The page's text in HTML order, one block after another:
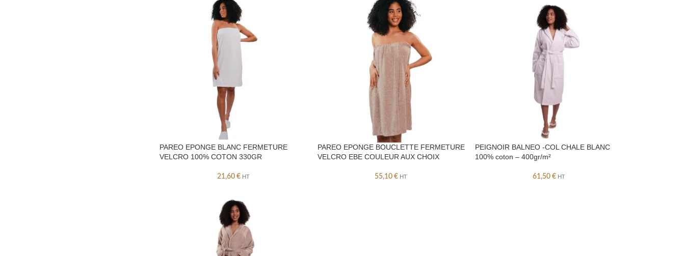
PAREO EPONGE BLANC FERMETURE
VELCRO 100% COTON 330GR
21,60 € HT
PAREO EPONGE BOUCLETTE FERMETURE
VELCRO EBE COULEUR AUX CHOIX
55,10€ HT
PEIGNOIR BALNEO -COL CHALE BLANC
100% coton – 400gr/m²
61,50€ HT